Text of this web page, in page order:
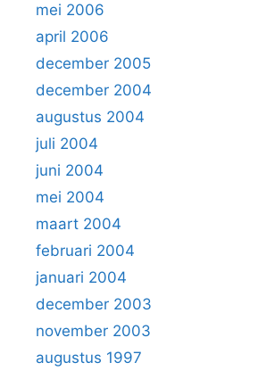
mei 2006
april 2006
december 2005
december 2004
augustus 2004
juli 2004
juni 2004
mei 2004
maart 2004
februari 2004
januari 2004
december 2003
november 2003
augustus 1997